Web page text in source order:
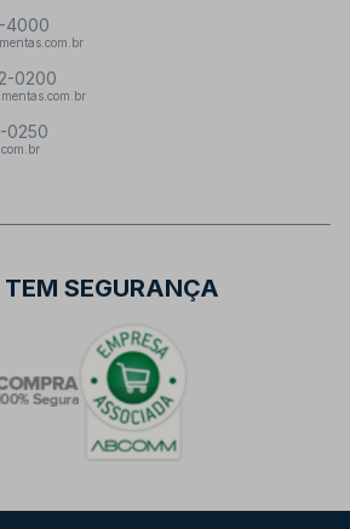
4000
0200
0250
SEGURANÇA